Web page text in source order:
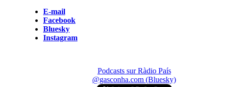
E-mail
Facebook
Bluesky
Instagram
Podcasts sur Ràdio País
@gasconha.com (Bluesky)